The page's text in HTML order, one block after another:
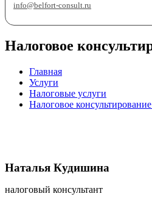
info@belfort-consult.ru
Налоговое
Главная
Услуги
Налоговые услуги
Налоговое
Наталья Кудишина
налоговый консультант